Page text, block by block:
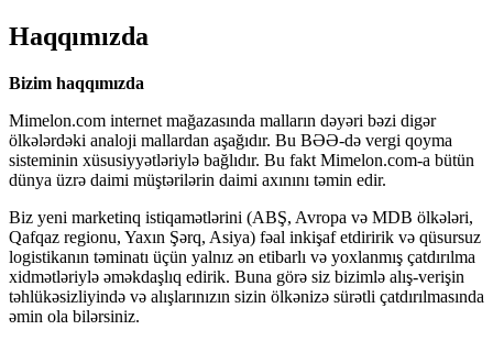
Haqqımızda
Bizim haqqımızda
Mimelon.com internet mağazasında malların dəyəri bəzi digər
ölkələrdəki analoji mallardan aşağıdır. Bu BƏƏ-də vergi qoyma
sisteminin xüsusiyyətləriylə bağlıdır. Bu fakt Mimelon.com-a bütün
dünya üzrə daimi müştərilərin daimi axınını təmin edir.
Biz yeni marketinq istiqamətlərini (ABŞ, Avropa və MDB ölkələri,
Qafqaz regionu, Yaxın Şərq, Asiya) fəal inkişaf etdiririk və qüsursuz
logistikanın təminatı üçün yalnız ən etibarlı və yoxlanmış çatdırılma
xidmətləriylə əməkdaşlıq edirik. Buna görə siz bizimlə alış-verişin
təhlükəsizliyində və alışlarınızın sizin ölkənizə sürətli çatdırılmasında
əmin ola bilərsiniz.